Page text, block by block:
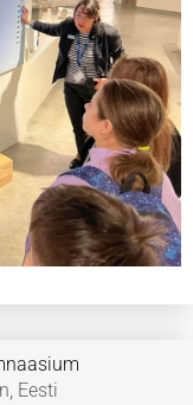
Eesti